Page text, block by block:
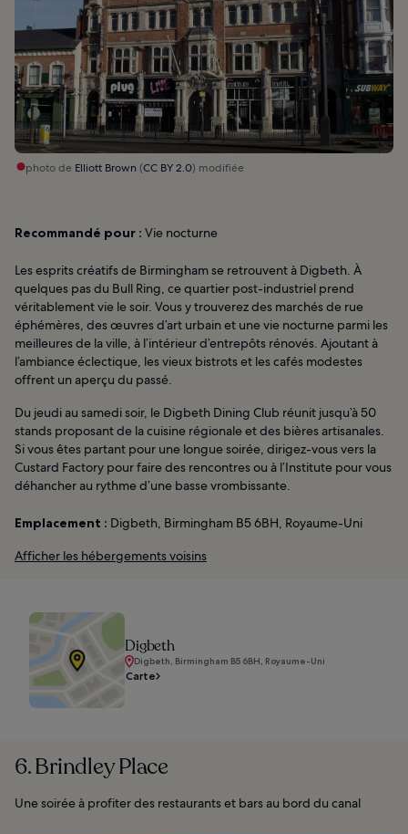
photo de Elliott Brown(CC BY 2.0) modifiée
Recommandé pour : Vie nocturne
Les esprits créatifs de Birmingham se retrouvent à Digbeth. À
quelques pas du Bull Ring, ce quartier post-industriel prend
véritablement vie le soir. Vous y trouverez des marchés de rue
éphémères, des œuvres d’art urbain et une vie nocturne parmi les
meilleures de la ville, à l’intérieur d’entrepôts rénovés. Ajoutant à
l’ambiance éclectique, les vieux bistrots et les cafés modestes
offrent un aperçu du passé.
Du jeudi au samedi soir, le Digbeth Dining Club réunit jusqu’à 50
stands proposant de la cuisine régionale et des bières artisanales.
Si vous êtes partant pour une longue soirée, dirigez-vous vers la
Custard Factory pour faire des rencontres ou à l’Institute pour vous
déhancher au rythme d’une basse vrombissante.
Emplacement : Digbeth, Birmingham B5 6BH, Royaume-Uni
Afficher les hébergements voisins
Digbeth
Digbeth, Birmingham B5 6BH, Royaume-Uni
Carte
6. Brindley Place
Une soirée à profiter des restaurants et bars au bord du canal